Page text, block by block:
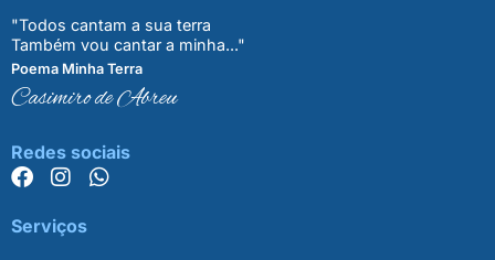
"Todos cantam a sua terra
Também vou cantar a minha..."
Poema Minha Terra
Casimiro de Abreu
Redes sociais
Serviços